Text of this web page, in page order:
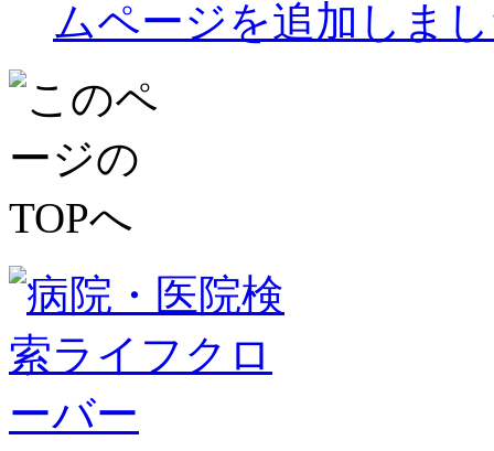
ムページを追加しま